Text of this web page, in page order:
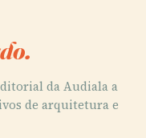
da Audiala a
de arquitetura e